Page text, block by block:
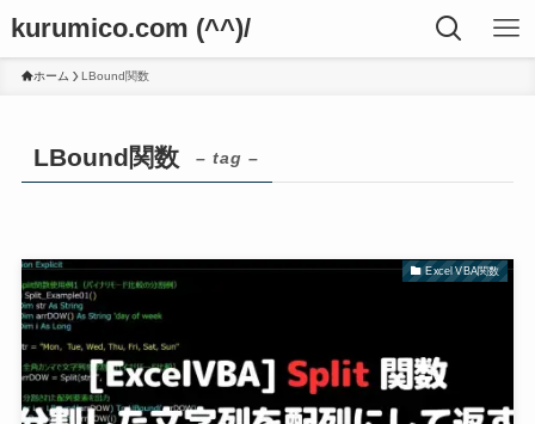
kurumico.com (^^)/
ホーム LBound関数
LBound関数 – tag –
Excel VBA関数